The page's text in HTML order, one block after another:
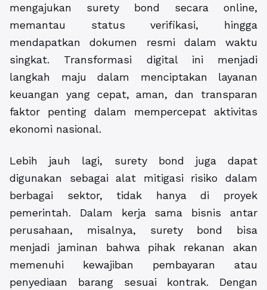
mengajukan surety bond secara online,
memantau status verifikasi, hingga
mendapatkan dokumen resmi dalam waktu
singkat. Transformasi digital ini menjadi
langkah maju dalam menciptakan layanan
keuangan yang cepat, aman, dan transparan
faktor penting dalam mempercepat aktivitas
ekonomi nasional.
Lebih jauh lagi, surety bond juga dapat
digunakan sebagai alat mitigasi risiko dalam
berbagai sektor, tidak hanya di proyek
pemerintah. Dalam kerja sama bisnis antar
perusahaan, misalnya, surety bond bisa
menjadi jaminan bahwa pihak rekanan akan
memenuhi kewajiban pembayaran atau
penyediaan barang sesuai kontrak. Dengan